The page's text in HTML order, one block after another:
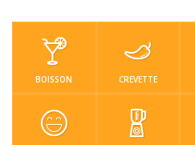
Repas faci… Salade
Soupes
Recettes
Conseils et astuces
BOISSON CREVETTE